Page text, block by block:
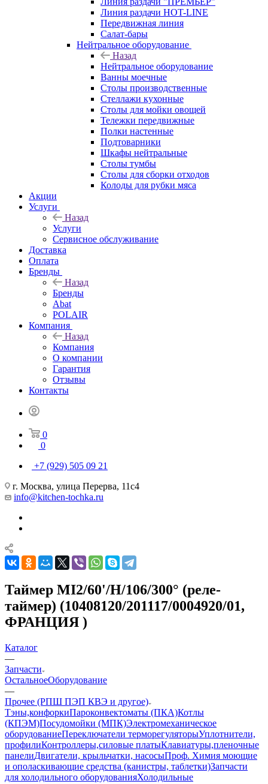
Линия раздачи HOT-LINE
Передвижная линия
Салат-бары
Нейтральное оборудование
Назад
Нейтральное оборудование
Ванны моечные
Столы производственные
Стеллажи кухонные
Столы для мойки овощей
Тележки передвижные
Полки настенные
Подтоварники
Шкафы нейтральные
Столы тумбы
Столы для сборки отходов
Колоды для рубки мяса
Акции
Услуги
Назад
Услуги
Сервисное обслуживание
Доставка
Оплата
Бренды
Назад
Бренды
Abat
POLAIR
Компания
Назад
Компания
О компании
Гарантия
Отзывы
Контакты
0
0
+7 (929) 505 09 21
г. Москва, улица Перерва, 11с4
info@kitchen-tochka.ru
Таймер MI2/60'/H/106/300° (реле-
таймер) (10408120/201117/0004920/01,
ФРАНЦИЯ )
Каталог
—
Запчасти
ОстальноеОборудование
—
Прочее (РПШ ПЭП КВЭ и другое)
Тэны,конфоркиПароконвектоматы (ПКА)Котлы
(КПЭМ)Посудомойки (МПК)Электромеханическое
оборудованиеПереключатели терморегуляторыУплотнители,
профилиКонтроллеры,силовые платыКлавиатуры,пленочные
панелиДвигатели, крыльчатки, насосыПроф. Химия моющие
и ополаскивающие средства (канистры, таблетки)Запчасти
для холодильного оборудованияХолодильные